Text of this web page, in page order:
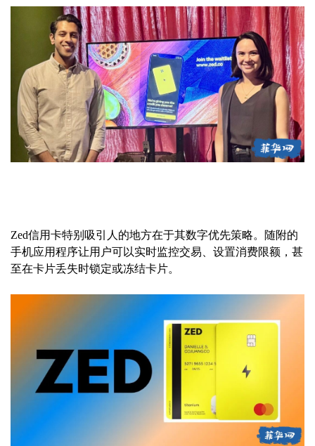
Zed信用卡特别吸引人的地方在于其数字优先策略。随附的
手机应用程序让用户可以实时监控交易、设置消费限额，甚
至在卡片丢失时锁定或冻结卡片。